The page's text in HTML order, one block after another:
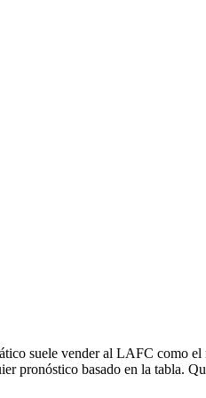
suele vender al LAFC como
basado en la tabla.